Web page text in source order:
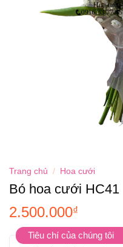
Trang chủ / Hoa cưới
Bó hoa cưới HC41
2.500.000₫
Tiêu chí của chúng tôi